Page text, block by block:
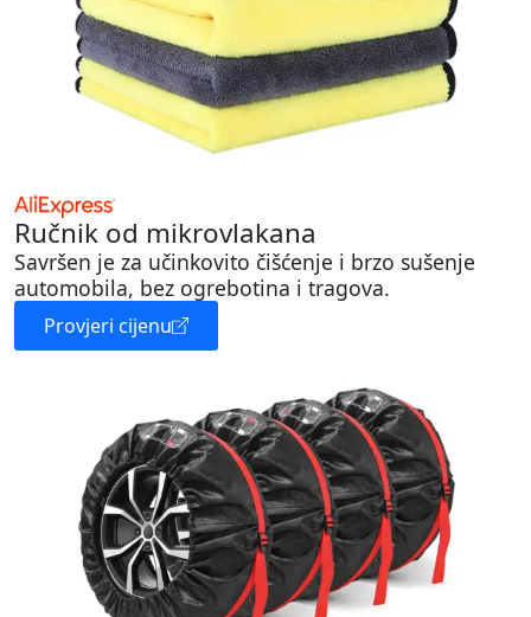
Ručnik od mikrovlakana
Savršen je za učinkovito čišćenje i brzo sušenje
automobila, bez ogrebotina i tragova.
Provjeri cijenu